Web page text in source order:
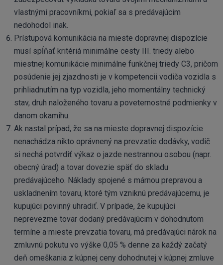
vlastnými pracovníkmi, pokiaľ sa s predávajúcim
nedohodol inak.
Prístupová komunikácia na mieste dopravnej dispozície
musí spĺňať kritériá minimálne cesty III. triedy alebo
miestnej komunikácie minimálne funkčnej triedy C3, pričom
posúdenie jej zjazdnosti je v kompetencii vodiča vozidla s
prihliadnutím na typ vozidla, jeho momentálny technický
stav, druh naloženého tovaru a poveternostné podmienky v
danom okamihu.
Ak nastal prípad, že sa na mieste dopravnej dispozície
nenachádza nikto oprávnený na prevzatie dodávky, vodič
si nechá potvrdiť výkaz o jazde nestrannou osobou (napr.
obecný úrad) a tovar dovezie späť do skladu
predávajúceho. Náklady spojené s márnou prepravou a
uskladnením tovaru, ktoré tým vzniknú predávajúcemu, je
kupujúci povinný uhradiť. V prípade, že kupujúci
neprevezme tovar dodaný predávajúcim v dohodnutom
termíne a mieste prevzatia tovaru, má predávajúci nárok na
zmluvnú pokutu vo výške 0,05 % denne za každý začatý
deň omeškania z kúpnej ceny dohodnutej v kúpnej zmluve